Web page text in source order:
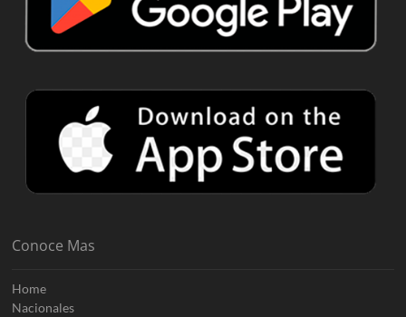
Conoce Mas
Home
Nacionales